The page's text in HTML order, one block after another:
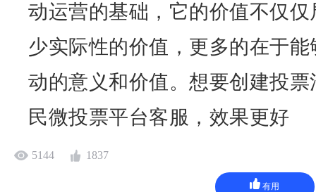
动运营的基础，它的价值不仅
少实际性的价值，更多的在于
动的意义和价值。想要创建投
民微投票平台客服，效果更好
5144 1837
有用